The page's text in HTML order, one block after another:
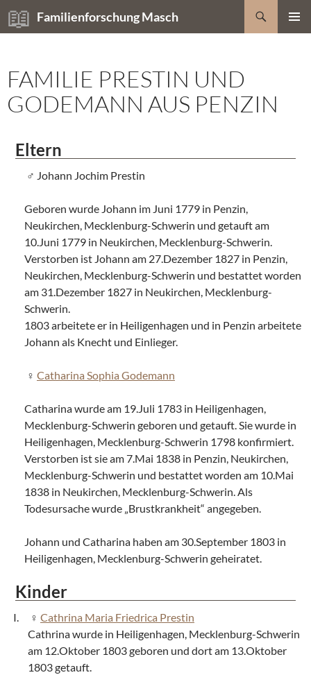
Zum
Inhalt
Familienforschung Masch
Suchen
FAMILIE PRESTIN UND
GODEMANN AUS PENZIN
Eltern
Johann Jochim Prestin
Geboren wurde Johann im Juni 1779 in Penzin,
Neukirchen, Mecklenburg-Schwerin und getauft am
10.Juni 1779 in Neukirchen, Mecklenburg-Schwerin.
Verstorben ist Johann am 27.Dezember 1827 in Penzin,
Neukirchen, Mecklenburg-Schwerin und bestattet worden
am 31.Dezember 1827 in Neukirchen, Mecklenburg-
Schwerin.
1803 arbeitete er in Heiligenhagen und in Penzin arbeitete
Johann als Knecht und Einlieger.
Catharina Sophia Godemann
Catharina wurde am 19.Juli 1783 in Heiligenhagen,
Mecklenburg-Schwerin geboren und getauft. Sie wurde in
Heiligenhagen, Mecklenburg-Schwerin 1798 konfirmiert.
Verstorben ist sie am 7.Mai 1838 in Penzin, Neukirchen,
Mecklenburg-Schwerin und bestattet worden am 10.Mai
1838 in Neukirchen, Mecklenburg-Schwerin. Als
Todesursache wurde „Brustkrankheit“ angegeben.
Johann und Catharina haben am 30.September 1803 in
Heiligenhagen, Mecklenburg-Schwerin geheiratet.
Kinder
Cathrina Maria Friedrica Prestin
Cathrina wurde in Heiligenhagen, Mecklenburg-Schwerin
am 12.Oktober 1803 geboren und dort am 13.Oktober
1803 getauft.